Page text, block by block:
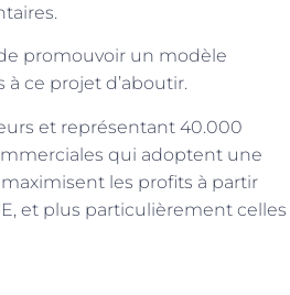
promouvoir un modèle
ce projet d’aboutir.
et représentant 40.000
qui adoptent une
les profits à partir
et plus particulièrement celles